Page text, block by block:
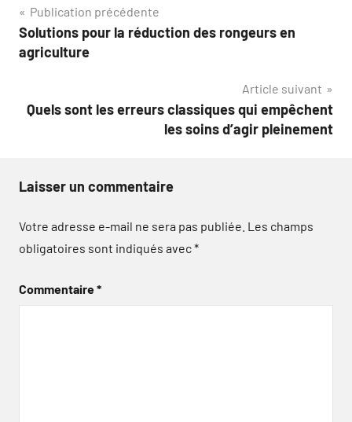
Navigation
de
Publication précédente
Solutions pour la réduction des rongeurs en
agriculture
Article suivant
Quels sont les erreurs classiques qui empêchent
les soins d’agir pleinement
Laisser un commentaire
Votre adresse e-mail ne sera pas publiée. Les champs
obligatoires sont indiqués avec*
Commentaire*